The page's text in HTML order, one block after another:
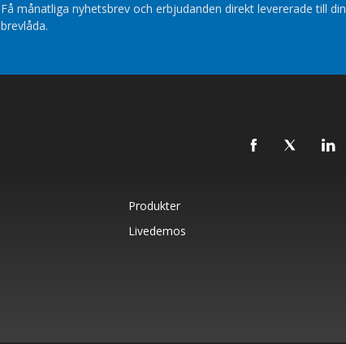
Få månatliga nyhetsbrev och erbjudanden direkt levererade till din
brevlåda.
Produkter
Livedemos